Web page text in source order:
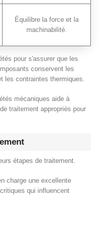
Équilibre la force et la
machinabilité.
pour s'assurer que les
conservent les
les contraintes thermiques.
mécaniques aide à
traitement appropriés pour
étapes de traitement.
charge une excellente
qui influencent